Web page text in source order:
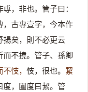
，非也。管子曰：
，古專壹字，今本作
揚矣，則不必更云
而不撓。管子、孫卿
忮， 忮，很也。 絜
度，圍度曰絜。管